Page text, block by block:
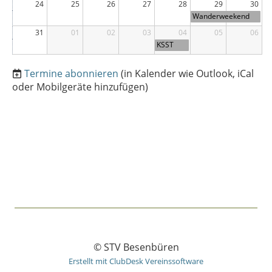
24 25 26 27 28 29 30
31 01 02 03 04 05 06
Wanderweekend
STV
KSST
Merensc
Termine abonnieren (in Kalender wie Outlook, iCal
oder Mobilgeräte hinzufügen)
© STV Besenbüren
Erstellt mit ClubDesk Vereinssoftware